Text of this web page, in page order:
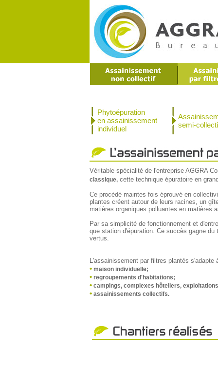
Phytoépuration
en assainissement
individuel
semi-
Véritable spécialité de l'entreprise AGGRA
classique, cette technique épuratoire en
Ce procédé maintes fois éprouvé en
plantes créent autour de leurs racines, un
matières organiques polluantes en matières
Par sa simplicité de fonctionnement et
que station d'épuration. Ce succès gagne
vertus.
L'assainissement par filtres plantés s'adapte
• maison individuelle;
• regroupements d'habitations;
• campings, complexes hôteliers,
• assainissements collectifs.